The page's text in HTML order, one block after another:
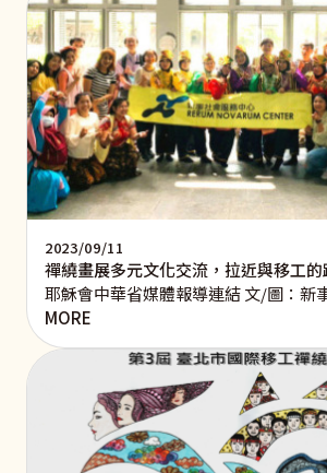
2023/09/11
禪繞畫展多元文化交流，拉近與移工的
耶穌會中華省媒體報導連結 文/圖：新
MORE